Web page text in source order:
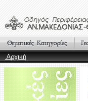
Αρχική